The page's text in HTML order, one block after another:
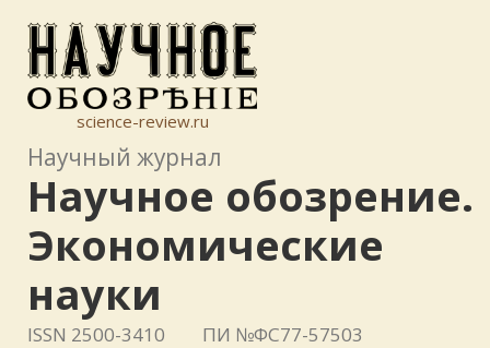
science-review.ru
Научный журнал
Научное обозрение.
Экономические
науки
ISSN 2500-3410 ПИ №ФС77-57503